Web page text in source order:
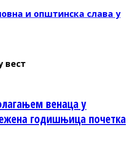
и општинска слава у
вест
венаца у
годишњица почетка